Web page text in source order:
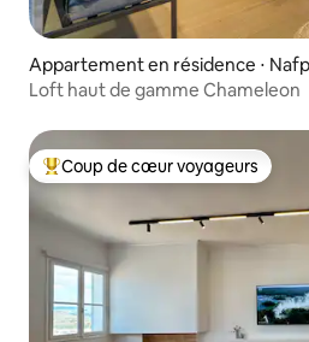
Appartement en résidence ⋅
Loft haut de gamme Chameleon
Coups de cœur voyageurs les plus
Coup de cœur voyageurs